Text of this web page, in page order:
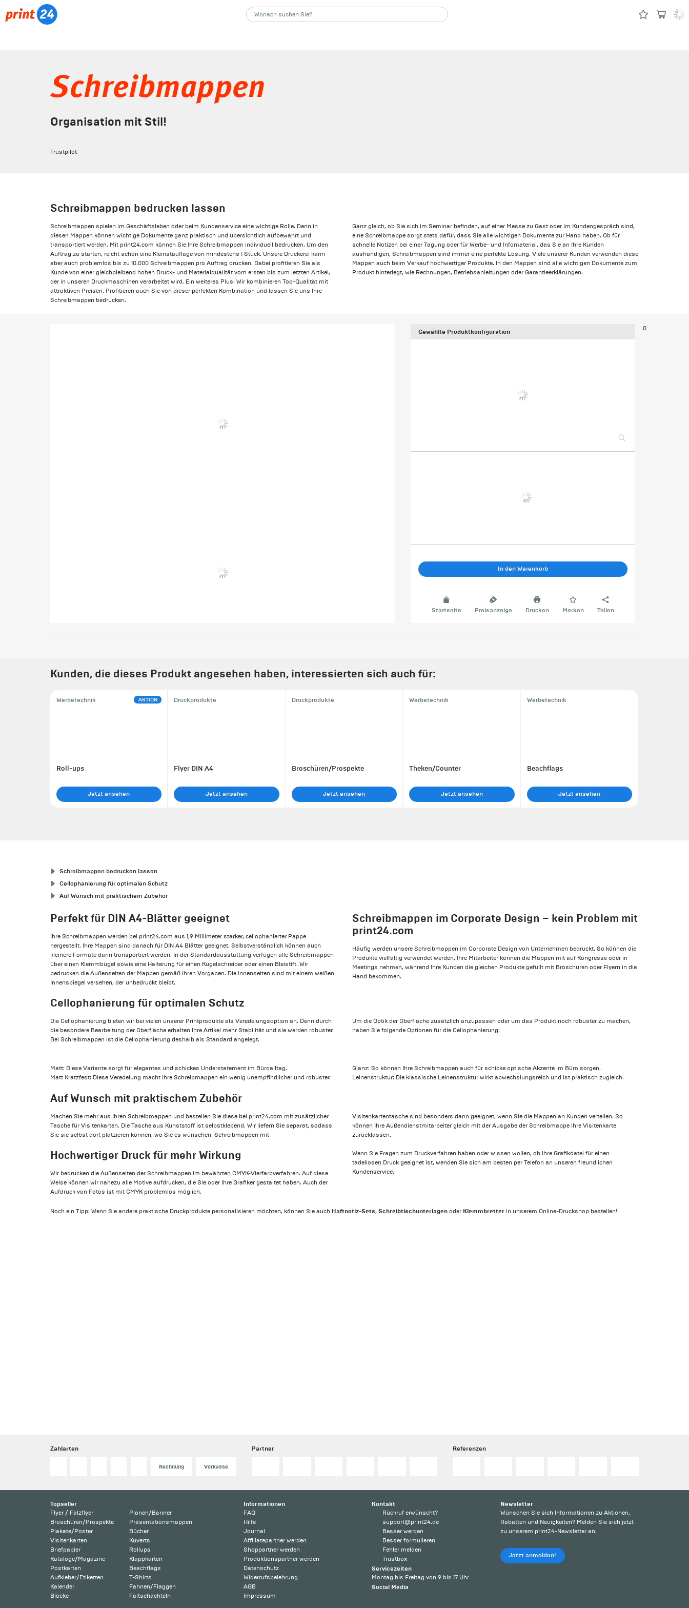
Schreibmappen
Organisation mit Stil!
Trustpilot
Schreibmappen bedrucken lassen
Schreibmappen spielen im Geschäftsleben oder beim Kundenservice eine wichtige Rolle. Denn in
diesen Mappen können wichtige Dokumente ganz praktisch und übersichtlich aufbewahrt und
transportiert werden. Mit print24.com können Sie Ihre Schreibmappen individuell bedrucken. Um den
Auftrag zu starten, reicht schon eine Kleinstauflage von mindestens 1 Stück. Unsere Druckerei kann
aber auch problemlos bis zu 10.000 Schreibmappen pro Auftrag drucken. Dabei profitieren Sie als
Kunde von einer gleichbleibend hohen Druck- und Materialqualität vom ersten bis zum letzten Artikel,
der in unseren Druckmaschinen verarbeitet wird. Ein weiteres Plus: Wir kombinieren Top-Qualität mit
attraktiven Preisen. Profitieren auch Sie von dieser perfekten Kombination und lassen Sie uns Ihre
Schreibmappen bedrucken.
Ganz gleich, ob Sie sich im Seminar befinden, auf einer Messe zu Gast oder im Kundengespräch sind,
eine Schreibmappe sorgt stets dafür, dass Sie alle wichtigen Dokumente zur Hand haben. Ob für
schnelle Notizen bei einer Tagung oder für Werbe- und Infomaterial, das Sie an Ihre Kunden
aushändigen, Schreibmappen sind immer eine perfekte Lösung. Viele unserer Kunden verwenden diese
Mappen auch beim Verkauf hochwertiger Produkte. In den Mappen sind alle wichtigen Dokumente zum
Produkt hinterlegt, wie Rechnungen, Betriebsanleitungen oder Garantieerklärungen.
Gewählte Produktkonfiguration
In den Warenkorb
Startseite Preisanzeige Drucken Merken Teilen
0
Kunden, die dieses Produkt angesehen haben, interessierten sich auch für:
Werbetechnik AKTION
Roll-ups
Jetzt ansehen
Druckprodukte
Flyer DIN A4
Jetzt ansehen
Druckprodukte
Broschüren/Prospekte
Jetzt ansehen
Werbetechnik
Theken/Counter
Jetzt ansehen
Werbetechnik
Beachflags
Jetzt ansehen
Schreibmappen bedrucken lassen
Cellophanierung für optimalen Schutz
Auf Wunsch mit praktischem Zubehör
Perfekt für DIN A4-Blätter geeignet
Ihre Schreibmappen werden bei print24.com aus 1,9 Millimeter starker, cellophanierter Pappe
hergestellt. Ihre Mappen sind danach für DIN A4 Blätter geeignet. Selbstverständlich können auch
kleinere Formate darin transportiert werden. In der Standardausstattung verfügen alle Schreibmappen
über einen Klemmbügel sowie eine Halterung für einen Kugelschreiber oder einen Bleistift. Wir
bedrucken die Außenseiten der Mappen gemäß Ihren Vorgaben. Die Innenseiten sind mit einem weißen
Innenspiegel versehen, der unbedruckt bleibt.
Schreibmappen im Corporate Design – kein Problem mit
print24.com
Häufig werden unsere Schreibmappen im Corporate Design von Unternehmen bedruckt. So können die
Produkte vielfältig verwendet werden. Ihre Mitarbeiter können die Mappen mit auf Kongresse oder in
Meetings nehmen, während Ihre Kunden die gleichen Produkte gefüllt mit Broschüren oder Flyern in die
Hand bekommen.
Cellophanierung für optimalen Schutz
Die Cellophanierung bieten wir bei vielen unserer Printprodukte als Veredelungsoption an. Denn durch
die besondere Bearbeitung der Oberfläche erhalten Ihre Artikel mehr Stabilität und sie werden robuster.
Bei Schreibmappen ist die Cellophanierung deshalb als Standard angelegt.
Um die Optik der Oberfläche zusätzlich anzupassen oder um das Produkt noch robuster zu machen,
haben Sie folgende Optionen für die Cellophanierung:
Matt: Diese Variante sorgt für elegantes und schickes Understatement im Büroalltag.
Matt Kratzfest: Diese Veredelung macht Ihre Schreibmappen ein wenig unempfindlicher und robuster.
Glanz: So können Ihre Schreibmappen auch für schicke optische Akzente im Büro sorgen.
Leinenstruktur: Die klassische Leinenstruktur wirkt abwechslungsreich und ist praktisch zugleich.
Auf Wunsch mit praktischem Zubehör
Machen Sie mehr aus Ihren Schreibmappen und bestellen Sie diese bei print24.com mit zusätzlicher
Tasche für Visitenkarten. Die Tasche aus Kunststoff ist selbstklebend. Wir liefern Sie separat, sodass
Sie sie selbst dort platzieren können, wo Sie es wünschen. Schreibmappen mit
Hochwertiger Druck für mehr Wirkung
Wir bedrucken die Außenseiten der Schreibmappen im bewährten CMYK-Vierfarbverfahren. Auf diese
Weise können wir nahezu alle Motive aufdrucken, die Sie oder Ihre Grafiker gestaltet haben. Auch der
Aufdruck von Fotos ist mit CMYK problemlos möglich.
Visitenkartentasche sind besonders dann geeignet, wenn Sie die Mappen an Kunden verteilen. So
können Ihre Außendienstmitarbeiter gleich mit der Ausgabe der Schreibmappe ihre Visitenkarte
zurücklassen.
Wenn Sie Fragen zum Druckverfahren haben oder wissen wollen, ob Ihre Grafikdatei für einen
tadellosen Druck geeignet ist, wenden Sie sich am besten per Telefon an unseren freundlichen
Kundenservice.
Noch ein Tipp: Wenn Sie andere praktische Druckprodukte personalisieren möchten, können Sie auch Haftnotiz-Sets,Schreibtischunterlagen oder Klemmbretter in unserem Online-Druckshop bestellen!
Zahlarten
Rechnung Vorkasse
Partner Referenzen
Topseller
Flyer / Falzflyer
Broschüren/Prospekte
Plakate/Poster
Visitenkarten
Briefpapier
Kataloge/Magazine
Postkarten
Aufkleber/Etiketten
Kalender
Blöcke
Planen/Banner
Präsentationsmappen
Bücher
Kuverts
Rollups
Klappkarten
Beachflags
T-Shirts
Fahnen/Flaggen
Faltschachteln
Informationen
FAQ
Hilfe
Journal
Affiliatepartner werden
Shoppartner werden
Produktionspartner werden
Datenschutz
Widerrufsbelehrung
AGB
Impressum
Kontakt
Rückruf erwünscht?
support@print24.de
Besser werden
Besser formulieren
Fehler melden
Trustbox
Servicezeiten
Montag bis Freitag von 9 bis 17 Uhr
Social Media
Newsletter
Wünschen Sie sich Informationen zu Aktionen,
Rabatten und Neuigkeiten? Melden Sie sich jetzt
zu unserem print24-Newsletter an.
Jetzt anmelden!